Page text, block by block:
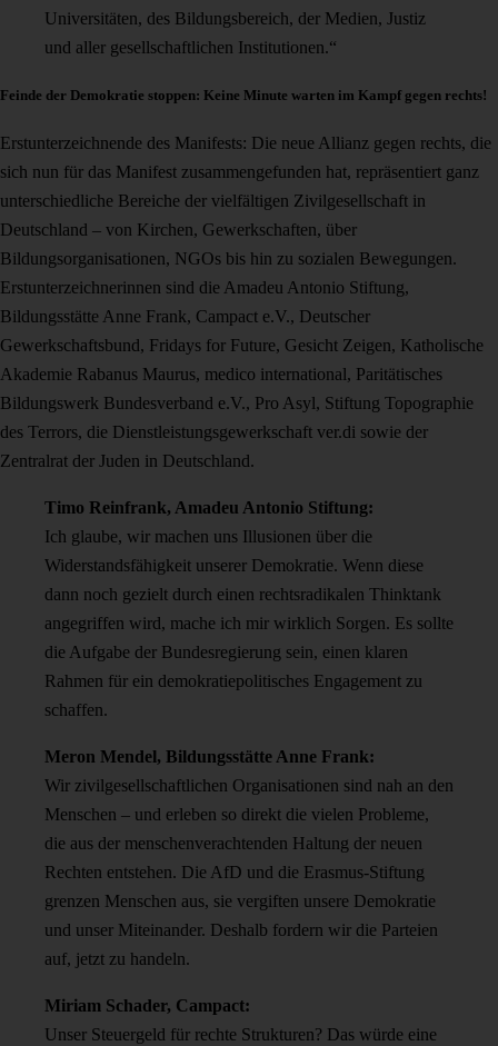
Universitäten, des Bildungsbereich, der Medien, Justiz
und aller gesellschaftlichen Institutionen.“
Feinde der Demokratie stoppen: Keine Minute warten im Kampf gegen rechts!
Erstunterzeichnende des Manifests: Die neue Allianz gegen rechts, die
sich nun für das Manifest zusammengefunden hat, repräsentiert ganz
unterschiedliche Bereiche der vielfältigen Zivilgesellschaft in
Deutschland – von Kirchen, Gewerkschaften, über
Bildungsorganisationen, NGOs bis hin zu sozialen Bewegungen.
Erstunterzeichnerinnen sind die Amadeu Antonio Stiftung,
Bildungsstätte Anne Frank, Campact e.V., Deutscher
Gewerkschaftsbund, Fridays for Future, Gesicht Zeigen, Katholische
Akademie Rabanus Maurus, medico international, Paritätisches
Bildungswerk Bundesverband e.V., Pro Asyl, Stiftung Topographie
des Terrors, die Dienstleistungsgewerkschaft ver.di sowie der
Zentralrat der Juden in Deutschland.
Timo Reinfrank, Amadeu Antonio Stiftung:
Ich glaube, wir machen uns Illusionen über die
Widerstandsfähigkeit unserer Demokratie. Wenn diese
dann noch gezielt durch einen rechtsradikalen Thinktank
angegriffen wird, mache ich mir wirklich Sorgen. Es sollte
die Aufgabe der Bundesregierung sein, einen klaren
Rahmen für ein demokratiepolitisches Engagement zu
schaffen.
Meron Mendel, Bildungsstätte Anne Frank:
Wir zivilgesellschaftlichen Organisationen sind nah an den
Menschen – und erleben so direkt die vielen Probleme,
die aus der menschenverachtenden Haltung der neuen
Rechten entstehen. Die AfD und die Erasmus-Stiftung
grenzen Menschen aus, sie vergiften unsere Demokratie
und unser Miteinander. Deshalb fordern wir die Parteien
auf, jetzt zu handeln.
Miriam Schader, Campact:
Unser Steuergeld für rechte Strukturen? Das würde eine